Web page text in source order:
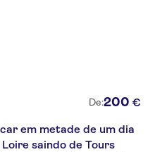
De:200 €
em metade de um dia
saindo de Tours